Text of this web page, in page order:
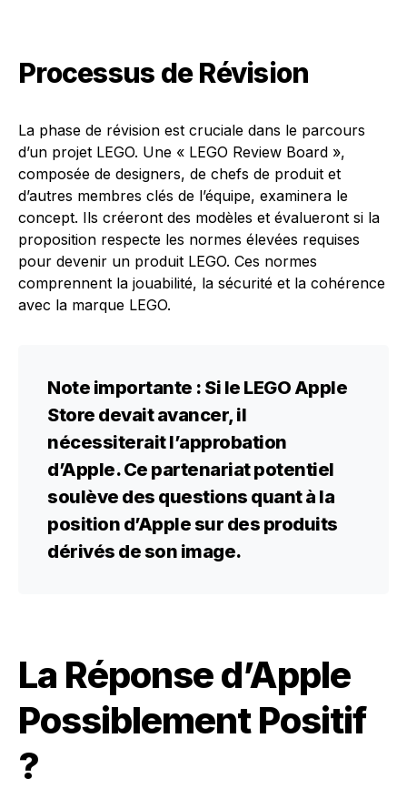
Processus de Révision
La phase de révision est cruciale dans le parcours
d’un projet LEGO. Une « LEGO Review Board »,
composée de designers, de chefs de produit et
d’autres membres clés de l’équipe, examinera le
concept. Ils créeront des modèles et évalueront si la
proposition respecte les normes élevées requises
pour devenir un produit LEGO. Ces normes
comprennent la jouabilité, la sécurité et la cohérence
avec la marque LEGO.
Note importante : Si le LEGO Apple
Store devait avancer, il
nécessiterait l’approbation
d’Apple. Ce partenariat potentiel
soulève des questions quant à la
position d’Apple sur des produits
dérivés de son image.
La Réponse d’Apple
Possiblement Positif
?